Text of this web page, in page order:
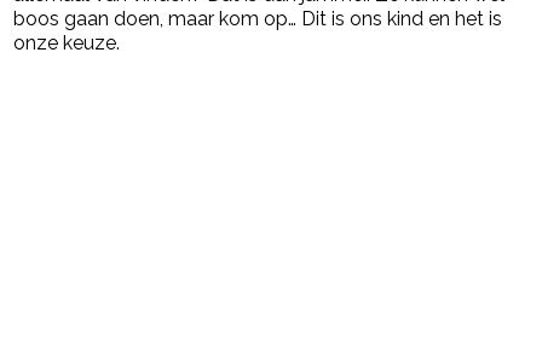
boos gaan doen, maar kom op… Dit is ons kind en het is
onze keuze.